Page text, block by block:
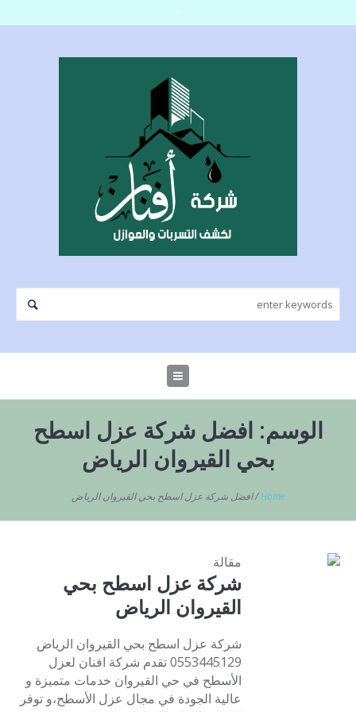
الوسم: افضل شركة عزل اسطح
بحي القيروان الرياض
Home
/افضل شركة عزل اسطح بحي القيروان الرياض
مقالة
شركة عزل اسطح بحي
القيروان الرياض
شركة عزل اسطح بحي القيروان الرياض
0553445129 تقدم شركة افنان لعزل
الأسطح في حي القيروان خدمات متميزة و
عالية الجودة في مجال عزل الأسطح،و توفر